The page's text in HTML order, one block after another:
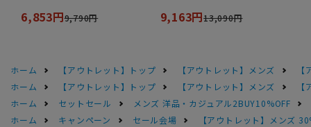
6,853円9,790円 9,163円13,090円
ホーム 【アウトレット】トップ 【アウトレット】メンズ
ホーム
【アウトレット】トップ 【アウトレット】メンズ
ホーム
セットセール
メンズ 洋品・カジュアル2BUY10%OFF
ホーム
キャンペーン セール会場 【アウトレット】メンズ